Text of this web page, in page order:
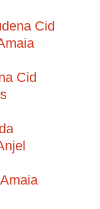
Cid
Cid
Amaia